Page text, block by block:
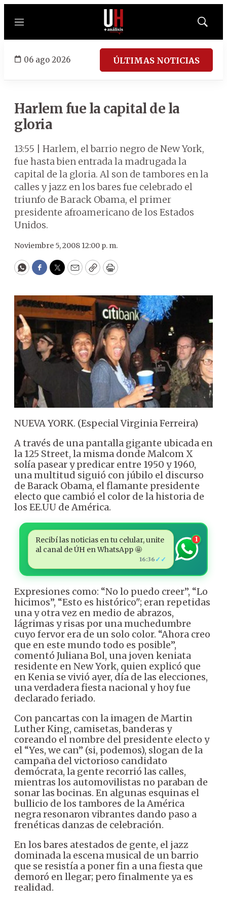
Menú
Mostrar
06 ago 2026 ÚLTIMAS NOTICIAS
Harlem fue la capital de la
gloria
13:55 | Harlem, el barrio negro de New York,
fue hasta bien entrada la madrugada la
capital de la gloria. Al son de tambores en la
calles y jazz en los bares fue celebrado el
triunfo de Barack Obama, el primer
presidente afroamericano de los Estados
Unidos.
Noviembre 5, 2008 12:00 p. m.
WhatsApp
Facebook
Twitter
EmailCopyPrint
NUEVA YORK. (Especial Virginia Ferreira)
A través de una pantalla gigante ubicada en
la 125 Street, la misma donde Malcom X
solía pasear y predicar entre 1950 y 1960,
una multitud siguió con júbilo el discurso
de Barack Obama, el flamante presidente
electo que cambió el color de la historia de
los EE.UU de América.
Recibí las noticias en tu celular, unite
al canal de ÚH en WhatsApp 🤩
16:36 ✓✓
1
Expresiones como: “No lo puedo creer”, “Lo
hicimos”, “Esto es histórico"; eran repetidas
una y otra vez en medio de abrazos,
lágrimas y risas por una muchedumbre
cuyo fervor era de un solo color. “Ahora creo
que en este mundo todo es posible”,
comentó Juliana Bol, una joven keniata
residente en New York, quien explicó que
en Kenia se vivió ayer, día de las elecciones,
una verdadera fiesta nacional y hoy fue
declarado feriado.
Con pancartas con la imagen de Martin
Luther King, camisetas, banderas y
coreando el nombre del presidente electo y
el “Yes, we can” (si, podemos), slogan de la
campaña del victorioso candidato
demócrata, la gente recorrió las calles,
mientras los automovilistas no paraban de
sonar las bocinas. En algunas esquinas el
bullicio de los tambores de la América
negra resonaron vibrantes dando paso a
frenéticas danzas de celebración.
En los bares atestados de gente, el jazz
dominada la escena musical de un barrio
que se resistía a poner fin a una fiesta que
demoró en llegar; pero finalmente ya es
realidad.